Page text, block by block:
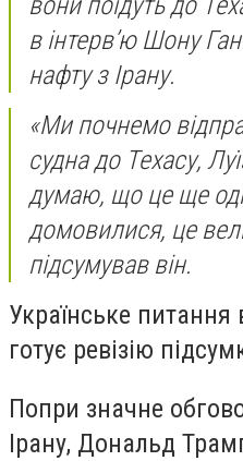
в інтерв’ю Шону
нафту з Ірану.
«Ми почнемо
судна до Техасу,
думаю, що це ще
домовилися, це
підсумував він.
Українське питання
готує ревізію
Попри значне
Ірану, Дональд